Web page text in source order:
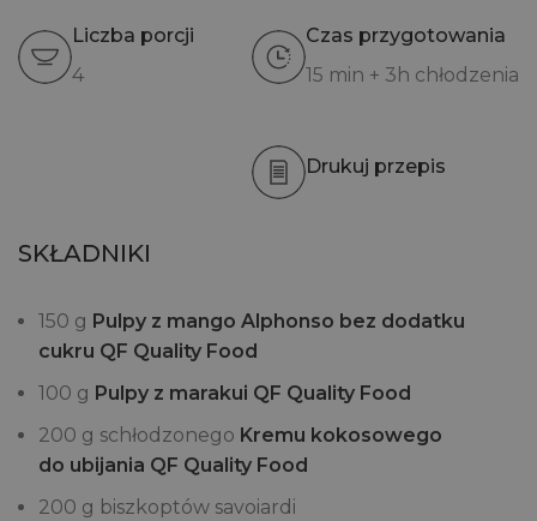
Liczba porcji
4
Czas przygotowania
15 min + 3h chłodzenia
Drukuj przepis
SKŁADNIKI
150 g Pulpy z mango Alphonso bez dodatku
cukru QF Quality Food
100 g Pulpy z marakui QF Quality Food
200 g schłodzonego Kremu kokosowego
do ubijania QF Quality Food
200 g biszkoptów savoiardi